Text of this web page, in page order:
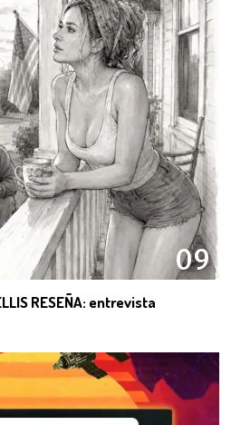
09
RESEÑA: entrevista